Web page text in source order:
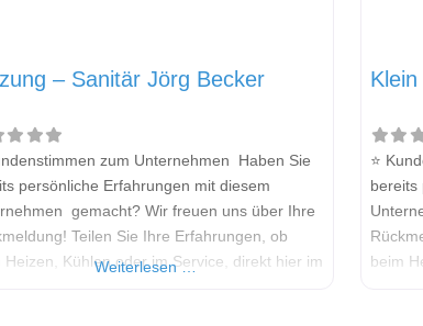
– Sanitär Jörg Becker
zum Unternehmen Haben Sie
persönliche Erfahrungen mit diesem
gemacht? Wir freuen uns über Ihre
Teilen Sie Ihre Erfahrungen, ob
Heizen, Kühlen oder im Service, direkt hier im
Weiterlesen …
⭐
bereits
beim